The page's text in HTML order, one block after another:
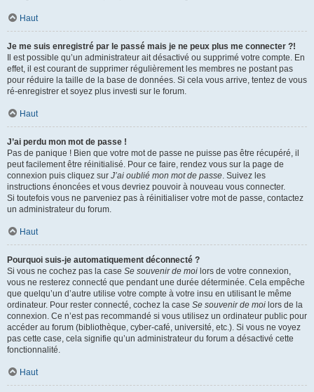
Haut
Je me suis enregistré par le passé mais je ne peux plus me connecter ?!
Il est possible qu’un administrateur ait désactivé ou supprimé votre compte. En
effet, il est courant de supprimer régulièrement les membres ne postant pas
pour réduire la taille de la base de données. Si cela vous arrive, tentez de vous
ré-enregistrer et soyez plus investi sur le forum.
Haut
J’ai perdu mon mot de passe !
Pas de panique ! Bien que votre mot de passe ne puisse pas être récupéré, il
peut facilement être réinitialisé. Pour ce faire, rendez vous sur la page de
connexion puis cliquez sur J’ai oublié mon mot de passe. Suivez les
instructions énoncées et vous devriez pouvoir à nouveau vous connecter.
Si toutefois vous ne parveniez pas à réinitialiser votre mot de passe, contactez
un administrateur du forum.
Haut
Pourquoi suis-je automatiquement déconnecté ?
Si vous ne cochez pas la case Se souvenir de moi lors de votre connexion,
vous ne resterez connecté que pendant une durée déterminée. Cela empêche
que quelqu’un d’autre utilise votre compte à votre insu en utilisant le même
ordinateur. Pour rester connecté, cochez la case Se souvenir de moi lors de la
connexion. Ce n’est pas recommandé si vous utilisez un ordinateur public pour
accéder au forum (bibliothèque, cyber-café, université, etc.). Si vous ne voyez
pas cette case, cela signifie qu’un administrateur du forum a désactivé cette
fonctionnalité.
Haut